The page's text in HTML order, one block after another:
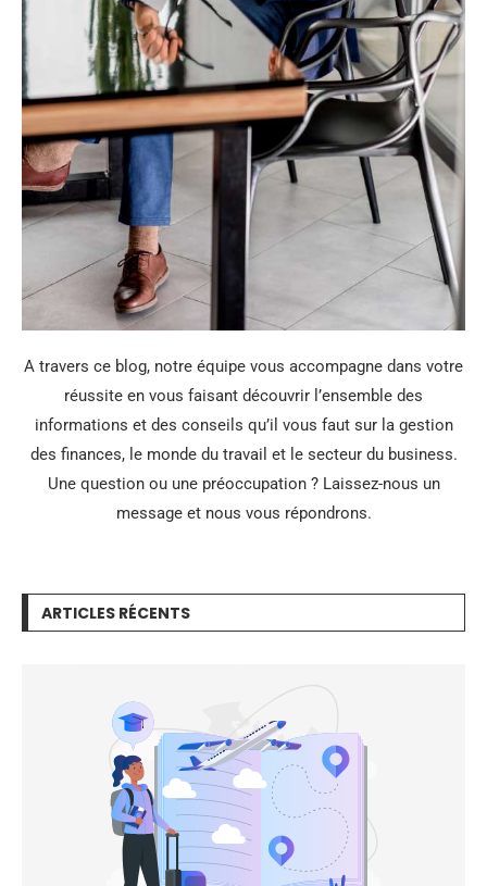
A travers ce blog, notre équipe vous accompagne dans votre
réussite en vous faisant découvrir l’ensemble des
informations et des conseils qu’il vous faut sur la gestion
des finances, le monde du travail et le secteur du business.
Une question ou une préoccupation ? Laissez-nous un
message et nous vous répondrons.
ARTICLES RÉCENTS